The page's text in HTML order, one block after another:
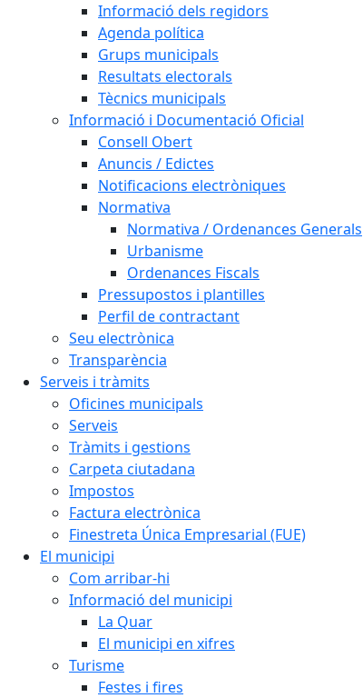
Informació dels regidors
Agenda política
Grups municipals
Resultats electorals
Tècnics municipals
Informació i Documentació Oficial
Consell Obert
Anuncis / Edictes
Notificacions electròniques
Normativa
Normativa / Ordenances Generals
Urbanisme
Ordenances Fiscals
Pressupostos i plantilles
Perfil de contractant
Seu electrònica
Transparència
Serveis i tràmits
Oficines municipals
Serveis
Tràmits i gestions
Carpeta ciutadana
Impostos
Factura electrònica
Finestreta Única Empresarial (FUE)
El municipi
Com arribar-hi
Informació del municipi
La Quar
El municipi en xifres
Turisme
Festes i fires